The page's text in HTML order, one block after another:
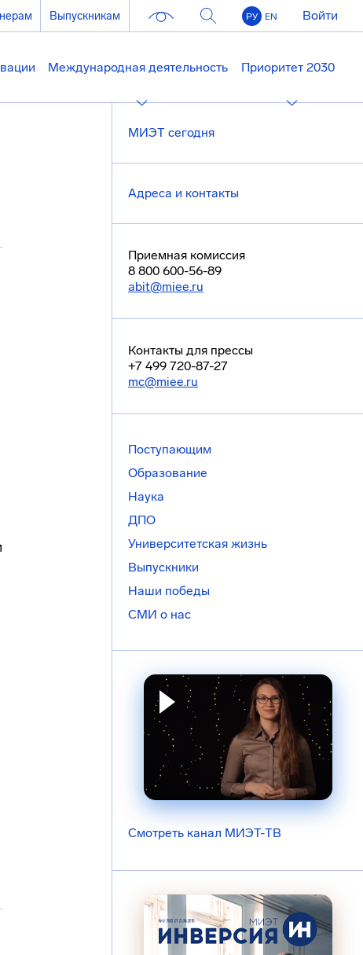
Выпускникам РУ EN Войти
Международная деятельность Приоритет 2030
МИЭТ сегодня
Адреса и контакты
Приемная комиссия
8 800 600-56-89
abit@miee.ru
Контакты для прессы
+7 499 720-87-27
mc@miee.ru
Поступающим
Образование
Наука
ДПО
Университетская жизнь
Выпускники
Наши победы
СМИ о нас
Смотреть канал МИЭТ-ТВ